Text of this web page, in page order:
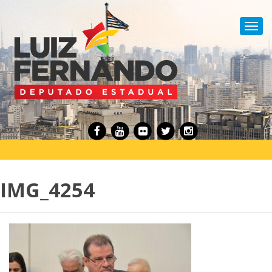
IMG_4254